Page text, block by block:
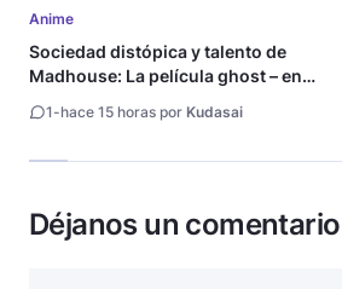
Anime
Sociedad distópica y talento de
Madhouse: La película ghost – end
1-hace 15 horas por Kudasai
Déjanos un comentario